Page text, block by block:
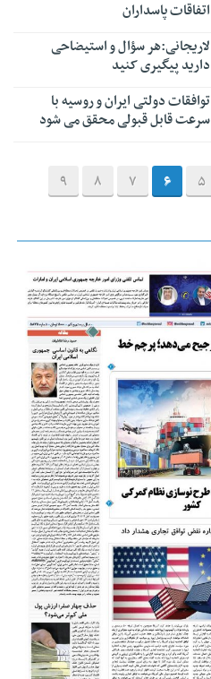
اتفاقات پاسداران
لاریجانی:هر سؤال و استیضاحی
دارید پیگیری کنید
توافقات دولتی ایران و روسیه با
سرعت قابل قبولی محقق می شود
5
6
7
8
9